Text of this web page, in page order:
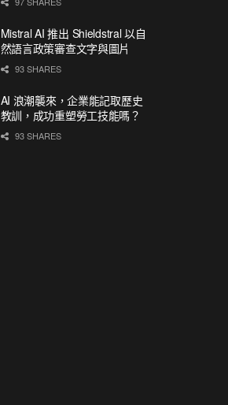
Mistral AI 推出 Shieldstral 以自
然語言政策審查文字與圖片
93 SHARES
AI 浪潮襲來，企業能記取歷史
教訓，成功重塑勞工技能嗎？
93 SHARES